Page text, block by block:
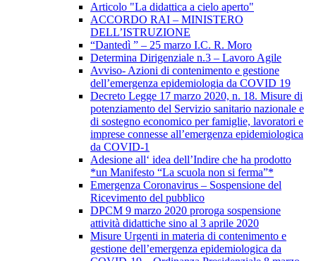
Articolo "La didattica a cielo aperto"
ACCORDO RAI – MINISTERO
DELL’ISTRUZIONE
“Dantedì ” – 25 marzo I.C. R. Moro
Determina Dirigenziale n.3 – Lavoro Agile
Avviso- Azioni di contenimento e gestione
dell’emergenza epidemiologia da COVID 19
Decreto Legge 17 marzo 2020, n. 18. Misure di
potenziamento del Servizio sanitario nazionale e
di sostegno economico per famiglie, lavoratori e
imprese connesse all’emergenza epidemiologica
da COVID-1
Adesione all‘ idea dell’Indire che ha prodotto
*un Manifesto “La scuola non si ferma”*
Emergenza Coronavirus – Sospensione del
Ricevimento del pubblico
DPCM 9 marzo 2020 proroga sospensione
attività didattiche sino al 3 aprile 2020
Misure Urgenti in materia di contenimento e
gestione dell’emergenza epidemiologica da